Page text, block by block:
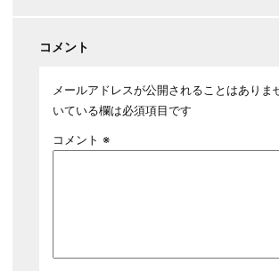
コメント
メールアドレスが公開されることはありま
いている欄は必須項目です
コメント ※